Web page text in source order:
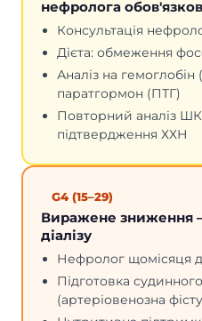
нефролога
Консультація
Дієта: обмеження
Аналіз на гемоглобін
паратгормон (ПТГ)
Повторний аналіз
підтвердження ХХН
G4 (15–29)
Виражене зниження
діалізу
Нефролог щомісяця
Підготовка
(артеріовенозна